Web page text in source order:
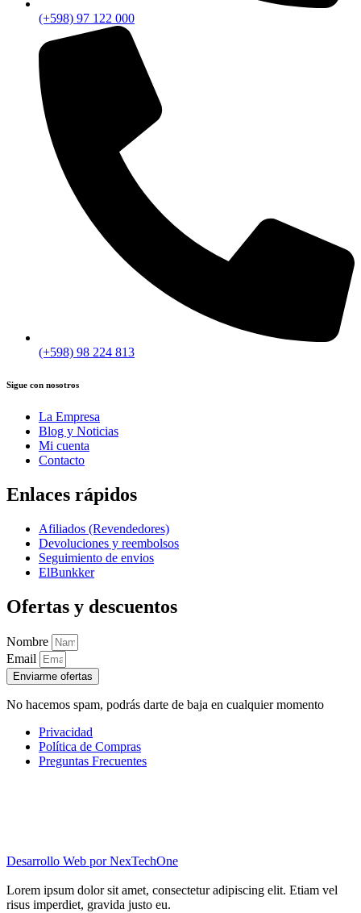
(+598) 97 122 000
(+598) 98 224 813
Sigue con nosotros
La Empresa
Blog y Noticias
Mi cuenta
Contacto
Enlaces rápidos
Afiliados (Revendedores)
Devoluciones y reembolsos
Seguimiento de envios
ElBunkker
Ofertas y descuentos
Nombre
Email
Enviarme ofertas
No hacemos spam, podrás darte de baja en cualquier momento
Privacidad
Política de Compras
Preguntas Frecuentes
Desarrollo Web porNexTechOne
Lorem ipsum dolor sit amet, consectetur adipiscing elit. Etiam vel
risus imperdiet, gravida justo eu.